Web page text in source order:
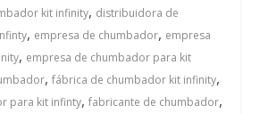
kit infinity, distribuidora de
, empresa de chumbador, empresa
, empresa de chumbador para kit
,fábrica de chumbador kit infinity,
para kit infinty,fabricante de chumbador,